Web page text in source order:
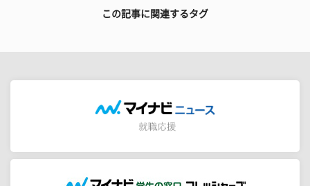
この記事に関連するタグ